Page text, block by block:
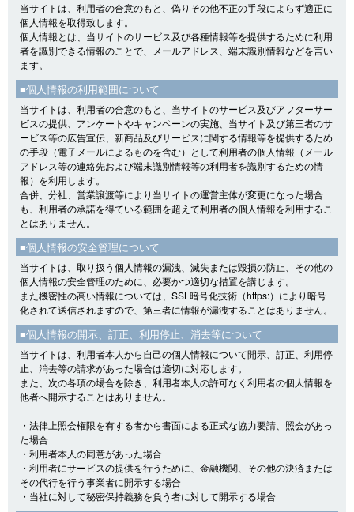
当サイトは、利用者の合意のもと、偽りその他不正の手段によらず適正に
個人情報を取得致します。
個人情報とは、当サイトのサービス及び各種情報等を提供するために利用
者を識別できる情報のことで、メールアドレス、端末識別情報などを言い
ます。
■個人情報の利用範囲について
当サイトは、利用者の合意のもと、当サイトのサービス及びアフターサー
ビスの提供、アンケートやキャンペーンの実施、当サイト及び第三者のサ
ービス等の広告宣伝、新商品及びサービスに関する情報等を提供するため
の手段（電子メールによるものを含む）として利用者の個人情報（メール
アドレス等の連絡先および端末識別情報等の利用者を識別するための情
報）を利用します。
合併、分社、営業譲渡等により当サイトの運営主体が変更になった場合
も、利用者の承諾を得ている範囲を超えて利用者の個人情報を利用するこ
とはありません。
■個人情報の安全管理について
当サイトは、取り扱う個人情報の漏洩、滅失または毀損の防止、その他の
個人情報の安全管理のために、必要かつ適切な措置を講じます。
また機密性の高い情報については、SSL暗号化技術（https:）により暗号
化されて送信されますので、第三者に情報が漏洩することはありません。
■個人情報の開示、訂正、利用停止、消去等について
当サイトは、利用者本人から自己の個人情報について開示、訂正、利用停
止、消去等の請求があった場合は適切に対応します。
また、次の各項の場合を除き、利用者本人の許可なく利用者の個人情報を
他者へ開示することはありません。
・法律上照会権限を有する者から書面による正式な協力要請、照会があっ
た場合
・利用者本人の同意があった場合
・利用者にサービスの提供を行うために、金融機関、その他の決済または
その代行を行う事業者に開示する場合
・当社に対して秘密保持義務を負う者に対して開示する場合